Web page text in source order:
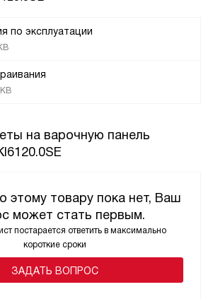
по эксплуатации
на варочную панель
этому товару пока нет, Ваш
может стать первым.
постарается ответить в максимально
короткие сроки
ЗАДАТЬ ВОПРОС